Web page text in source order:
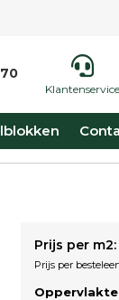
Klantenservice
Prijs per m2:
Prijs per